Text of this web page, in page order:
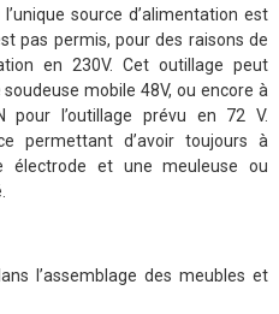
source d’alimentation est
pas permis, pour des raisons de
en 230V. Cet outillage peut
mobile 48V, ou encore à
pour l’outillage prévu en 72 V.
permettant d’avoir toujours à
électrode et une meuleuse ou
l’assemblage des meubles et